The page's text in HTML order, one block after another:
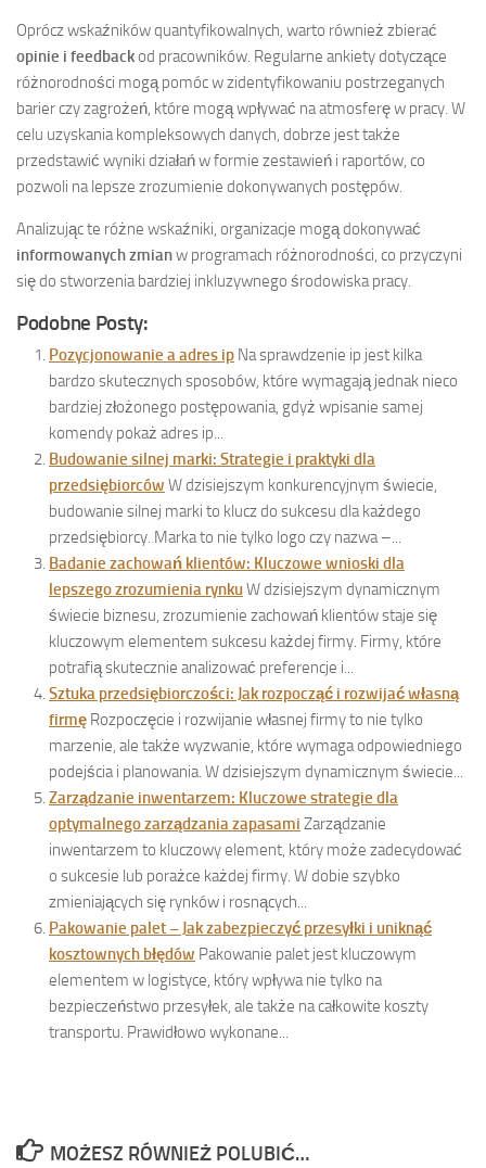
Oprócz wskaźników quantyfikowalnych, warto również zbierać
opinie i feedbackod pracowników. Regularne ankiety dotyczące
różnorodności mogą pomóc w zidentyfikowaniu postrzeganych
barier czy zagrożeń, które mogą wpływać na atmosferę w pracy. W
celu uzyskania kompleksowych danych, dobrze jest także
przedstawić wyniki działań w formie zestawień i raportów, co
pozwoli na lepsze zrozumienie dokonywanych postępów.
Analizując te różne wskaźniki, organizacje mogą dokonywać
informowanych zmianw programach różnorodności, co przyczyni
się do stworzenia bardziej inkluzywnego środowiska pracy.
Podobne Posty:
Pozycjonowanie a adres ip Na sprawdzenie ip jest kilka
bardzo skutecznych sposobów, które wymagają jednak nieco
bardziej złożonego postępowania, gdyż wpisanie samej
komendy pokaż adres ip...
Budowanie silnej marki: Strategie i praktyki dla
przedsiębiorców W dzisiejszym konkurencyjnym świecie,
budowanie silnej marki to klucz do sukcesu dla każdego
przedsiębiorcy. Marka to nie tylko logo czy nazwa –...
Badanie zachowań klientów: Kluczowe wnioski dla
lepszego zrozumienia rynkuW dzisiejszym dynamicznym
świecie biznesu, zrozumienie zachowań klientów staje się
kluczowym elementem sukcesu każdej firmy. Firmy, które
potrafią skutecznie analizować preferencje i...
Sztuka przedsiębiorczości: Jak rozpocząć i rozwijać własną
firmę Rozpoczęcie i rozwijanie własnej firmy to nie tylko
marzenie, ale także wyzwanie, które wymaga odpowiedniego
podejścia i planowania. W dzisiejszym dynamicznym świecie...
Zarządzanie inwentarzem: Kluczowe strategie dla
optymalnego zarządzania zapasami Zarządzanie
inwentarzem to kluczowy element, który może zadecydować
o sukcesie lub porażce każdej firmy. W dobie szybko
zmieniających się rynków i rosnących...
Pakowanie palet – Jak zabezpieczyć przesyłki i uniknąć
kosztownych błędów Pakowanie palet jest kluczowym
elementem w logistyce, który wpływa nie tylko na
bezpieczeństwo przesyłek, ale także na całkowite koszty
transportu. Prawidłowo wykonane...
MOŻESZ RÓWNIEŻ POLUBIĆ…